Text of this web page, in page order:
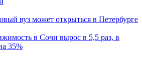
вуз может открыться в Петербурге
в Сочи вырос в 5,5 раз, в
35%